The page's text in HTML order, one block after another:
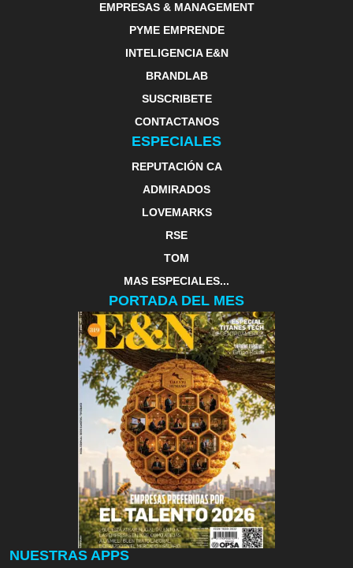
EMPRESAS & MANAGEMENT
PYME EMPRENDE
INTELIGENCIA E&N
BRANDLAB
SUSCRIBETE
CONTACTANOS
ESPECIALES
REPUTACIÓN CA
ADMIRADOS
LOVEMARKS
RSE
TOM
MAS ESPECIALES...
PORTADA DEL MES
NUESTRAS APPS